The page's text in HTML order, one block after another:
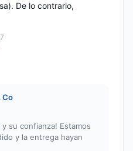
De lo contrario,
Co
su confianza! Estamos
y la entrega hayan